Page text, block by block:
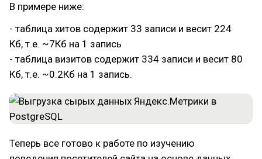
В примере ниже:
- таблица хитов содержит 33 записи и весит 224
Кб, т.е. ~7Кб на 1 запись
- таблица визитов содержит 334 записи и весит 80
Кб, т.е. ~0.2Кб на 1 запись.
Теперь все готово к работе по изучению